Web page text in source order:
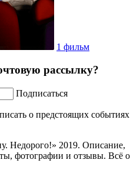
1 фильм
рассылку?
Подписаться
о предстоящих событиях
Недорого!» 2019. Описание,
фотографии и отзывы. Всё о